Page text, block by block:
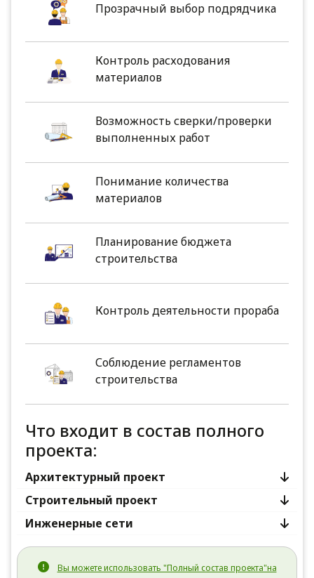
Прозрачный выбор подрядчика
Контроль расходования
материалов
Возможность сверки/проверки
выполненных работ
Понимание количества
материалов
Планирование бюджета
строительства
Контроль деятельности прораба
Соблюдение регламентов
строительства
Что входит в состав полного
проекта:
Архитектурный проект
Строительный проект
Инженерные сети
Вы можете использовать "Полный состав проекта"на